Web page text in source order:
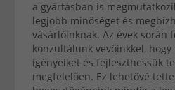
a gyártásban is
legjobb minőséget és
vásárlóinknak. Az évek során
konzultálunk vevőinkkel,
igényeiket és fejleszthessük
megfelelően. Ez lehetővé